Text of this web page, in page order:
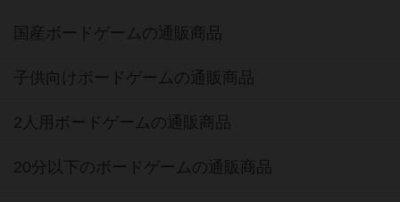
国産ボードゲームの通販商品
子供向けボードゲームの通販商品
2人用ボードゲームの通販商品
20分以下のボードゲームの通販商品